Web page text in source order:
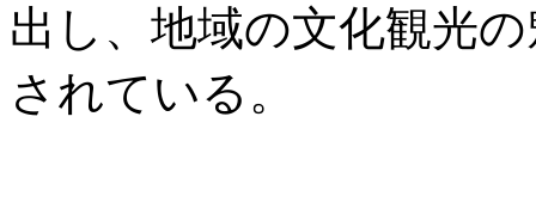
出し、地域の文化観光
されている。